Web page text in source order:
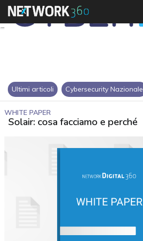
Ultimi articoli Cybersecurity Nazionale
WHITE PAPER
Solair: cosa facciamo e perché